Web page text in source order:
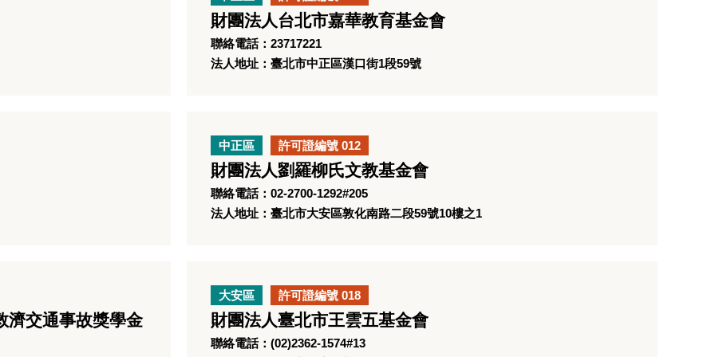
財團法人台北市嘉華教育基金會
聯絡電話：23717221
法人地址：臺北市中正區漢口街1段59號
中正區 許可證編號 012
財團法人劉羅柳氏文教基金會
聯絡電話：02-2700-1292#205
法人地址：臺北市大安區敦化南路二段59號10樓之1
濟交通事故獎學金
大安區 許可證編號 018
財團法人臺北市王雲五基金會
聯絡電話：(02)2362-1574#13